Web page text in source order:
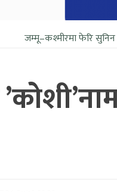
फेरि सुनिन थाल्यो गोली र